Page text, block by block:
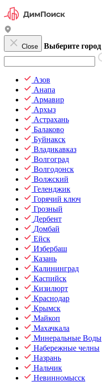
Close Выберите город
Азов
Анапа
Армавир
Архыз
Астрахань
Балаково
Буйнакск
Владикавказ
Волгоград
Волгодонск
Волжский
Геленджик
Горячий ключ
Грозный
Дербент
Домбай
Ейск
Избербаш
Казань
Калининград
Каспийск
Кизилюрт
Краснодар
Крымск
Майкоп
Махачкала
Минеральные Воды
Набережные челны
Назрань
Нальчик
Невинномысск